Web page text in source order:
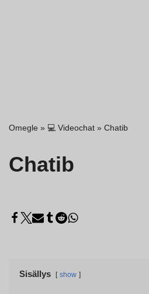
Omegle » 💻 Videochat » Chatib
Chatib
Sisällys show